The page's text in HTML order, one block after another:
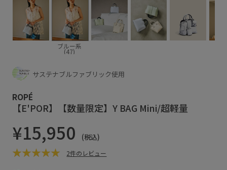
ブルー系
(47)
サステナブルファブリック使用
ROPÉ
【E'POR】【数量限定】Y BAG Mini/超軽量
¥15,950 (税込)
2件のレビュー